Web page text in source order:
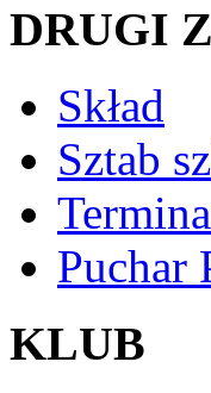
DRUGI
Skład
Sztab
Puchar
KLUB